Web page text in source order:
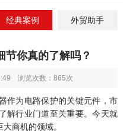
经典案例 外贸助手
节你真的了解吗？
浏览次数： 865次
为电路保护的关键元件，市
解行业门道至关重要。今天就
商机的领域。